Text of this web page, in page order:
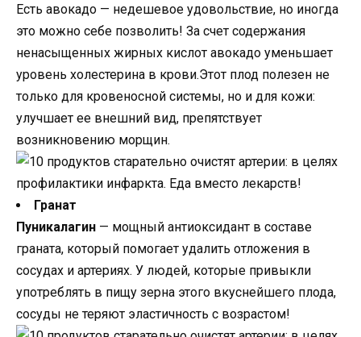
Есть авокадо — недешевое удовольствие, но иногда
это можно себе позволить! За счет содержания
ненасыщенных жирных кислот авокадо уменьшает
уровень холестерина в крови.Этот плод полезен не
только для кровеносной системы, но и для кожи:
улучшает ее внешний вид, препятствует
возникновению морщин.
Гранат
Пуникалагин — мощный антиоксидант в составе
граната, который помогает удалить отложения в
сосудах и артериях. У людей, которые привыкли
употреблять в пищу зерна этого вкуснейшего плода,
сосуды не теряют эластичность с возрастом!